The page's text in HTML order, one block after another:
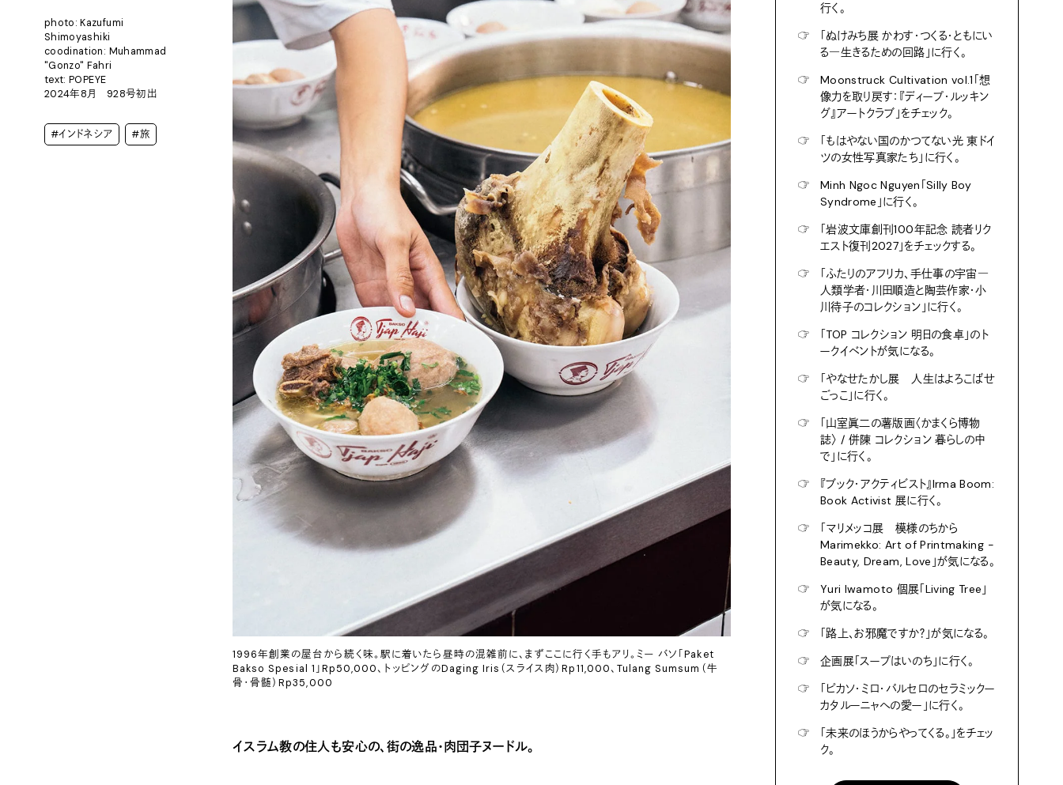
photo: Kazufumi
Shimoyashiki
coodination: Muhammad
"Gonzo" Fahri
text: POPEYE
2024年8月 928号初出
#インドネシア #旅
1996年創業の屋台から続く味。駅に着いたら昼時の混雑前に、まずここに行く手もアリ。ミー バソ「Paket
Bakso Spesial 1」Rp50,000、トッピングのDaging Iris（スライス肉）Rp11,000、Tulang Sumsum（牛
骨・骨髄）Rp35,000
イスラム教の住人も安心の、街の逸品・肉団子ヌードル。
行く。
☞
「ぬけみち展 かわす・つくる・ともにい
る―生きるための回路」に行く。
☞
Moonstruck Cultivation vol.1「想
像力を取り戻す：『ディープ・ルッキン
グ』アートクラブ」をチェック。
☞
「もはやない国のかつてない光 東ドイ
ツの女性写真家たち」に行く。
☞
Minh Ngoc Nguyen「Silly Boy
Syndrome」に行く。
☞
「岩波文庫創刊100年記念 読者リク
エスト復刊2027」をチェックする。
☞
「ふたりのアフリカ、手仕事の宇宙―
人類学者・川田順造と陶芸作家・小
川待子のコレクション」に行く。
☞
「TOP コレクション 明日の食卓」のト
ークイベントが気になる。
☞
「やなせたかし展 人生はよろこばせ
ごっこ」に行く。
☞
「山室眞二の薯版画〈かまくら博物
誌〉 / 併陳 コレクション 暮らしの中
で」に行く。
☞
『ブック・アクティビスト』Irma Boom:
Book Activist 展に行く。
☞
「マリメッコ展 模様のちから
Marimekko: Art of Printmaking -
Beauty, Dream, Love」が気になる。
☞
Yuri Iwamoto 個展「Living Tree」
が気になる。
☞
「路上、お邪魔ですか？」が気になる。
☞
企画展「スープはいのち」に行く。
☞
「ピカソ・ミロ・バルセロのセラミックー
カタルーニャへの愛ー」に行く。
☞
「未来のほうからやってくる。」をチェッ
ク。